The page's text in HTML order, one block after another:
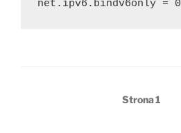
net.ipv6.bindv6only = 0
Strona1